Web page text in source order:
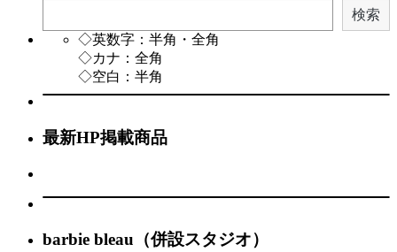
検索
◇英数字：半角・全角
◇カナ：全角
◇空白：半角
最新HP掲載商品
barbie bleau（併設スタジオ）